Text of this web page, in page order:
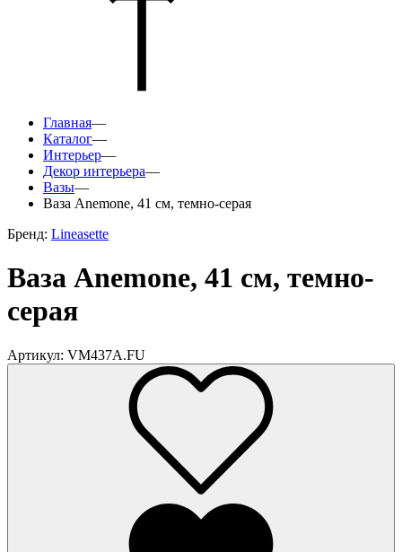
Главная—
Каталог—
Интерьер—
Декор интерьера—
Вазы—
Ваза Anemone, 41 см, темно-серая
Бренд: Lineasette
Ваза Anemone, 41 см, темно-
серая
Артикул: VM437A.FU